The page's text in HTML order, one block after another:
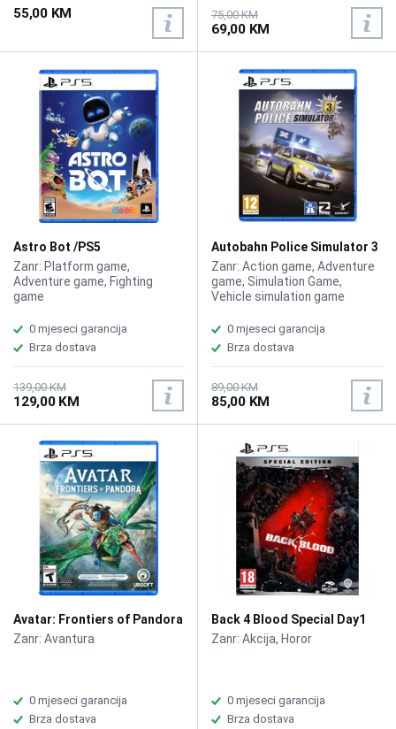
55,00 KM 75,00 KM
69,00 KM
Astro Bot /PS5
Zanr: Platform game,
Adventure game, Fighting
game
0 mjeseci garancija
Brza dostava
139,00 KM
129,00 KM
Autobahn Police Simulator 3
/PS5
Zanr: Action game, Adventure
game, Simulation Game,
Vehicle simulation game
0 mjeseci garancija
Brza dostava
89,00 KM
85,00 KM
Avatar: Frontiers of Pandora
/PS5
Zanr: Avantura
0 mjeseci garancija
Brza dostava
Back 4 Blood Special Day1
Edition /PS5
Zanr: Akcija, Horor
0 mjeseci garancija
Brza dostava